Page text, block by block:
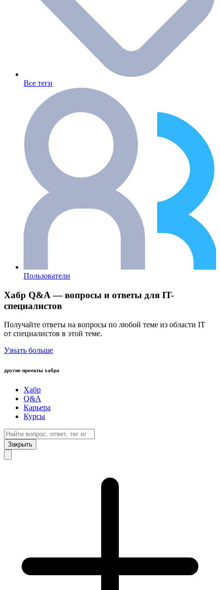
Все теги
Пользователи
Хабр Q&A — вопросы и ответы для IT-
специалистов
Получайте ответы на вопросы по любой теме из области IT
от специалистов в этой теме.
Узнать больше
другие проекты хабра
Хабр
Q&A
Карьера
Курсы
Закрыть